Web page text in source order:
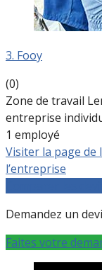
3. Fooy
(0)
Zone de travail
entreprise
1 employé
Visiter la page de
l’entreprise
Demandez un
Faites votre